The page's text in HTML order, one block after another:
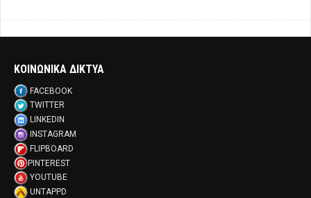
ΚΟΙΝΩΝΙΚΑ ΔΙΚΤΥΑ
FACEBOOK
TWITTER
LINKEDIN
INSTAGRAM
FLIPBOARD
PINTEREST
YOUTUBE
UNTAPPD